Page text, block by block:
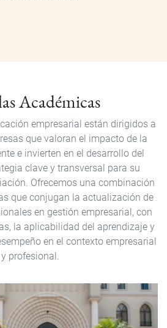
Académicas
empresarial están dirigidos a
que valoran el impacto de la
e invierten en el desarrollo del
clave y transversal para su
Ofrecemos una combinación
que conjugan la actualización de
en gestión empresarial, con
la aplicabilidad del aprendizaje y
en el contexto empresarial
y profesional.